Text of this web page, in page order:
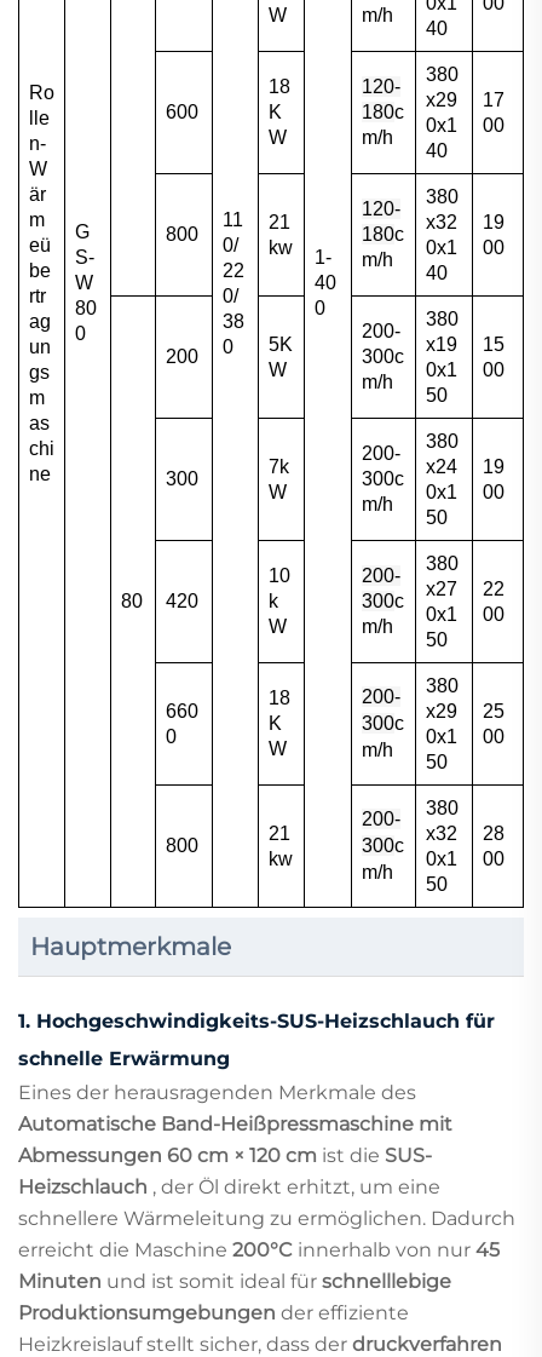
Ro
lle
n-
W
är
m
eü
be
rtr
ag
un
gs
m
as
chi
ne
G
S-
W
80
0
11
0/
22
0/
38
0
1-
40
0
W m/h
40
600
18
K
W
120-
180c
m/h
380
x29
0x1
40
17
00
800
21
kw
120-
180c
m/h
380
x32
0x1
40
19
00
80
200
5K
W
200-
300c
m/h
380
x19
0x1
50
15
00
300
7k
W
200-
300c
m/h
380
x24
0x1
50
19
00
420
10
k
W
200-
300c
m/h
380
x27
0x1
50
22
00
660
0
18
K
W
200-
300c
m/h
380
x29
0x1
50
25
00
800
21
kw
200-
300c
m/h
380
x32
0x1
50
28
00
Hauptmerkmale
1. Hochgeschwindigkeits-SUS-Heizschlauch für
schnelle Erwärmung
Eines der herausragenden Merkmale des
Automatische Band-Heißpressmaschine mit
Abmessungen 60 cm × 120 cm ist die SUS-
Heizschlauch , der Öl direkt erhitzt, um eine
schnellere Wärmeleitung zu ermöglichen. Dadurch
erreicht die Maschine 200°C innerhalb von nur 45
Minuten und ist somit ideal für schnelllebige
Produktionsumgebungen der effiziente
Heizkreislauf stellt sicher, dass der druckverfahren